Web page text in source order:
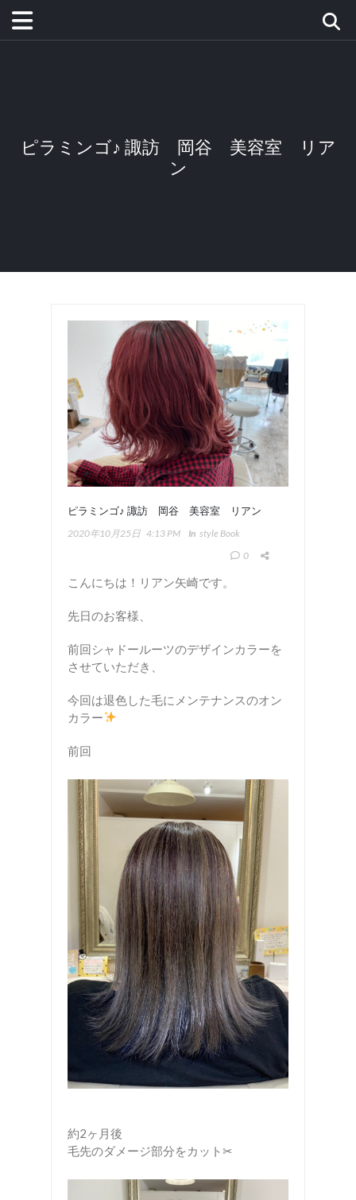
ピラミンゴ♪ 諏訪 岡谷 美容室 リア
ン
ピラミンゴ♪ 諏訪 岡谷 美容室 リアン
2020年10月25日 4:13 PM In Style Book
0
こんにちは！リアン矢崎です。
先日のお客様、
前回シャドールーツのデザインカラーを
させていただき、
今回は退色した毛にメンテナンスのオン
カラー
前回
約2ヶ月後
毛先のダメージ部分をカット✂︎